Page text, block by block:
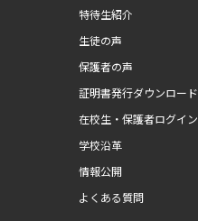
特待生紹介
生徒の声
保護者の声
証明書発行ダウンロード
在校生・保護者ログイン
学校沿革
情報公開
よくある質問